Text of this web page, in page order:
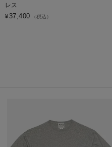
レス
¥ 37,400 （税込）